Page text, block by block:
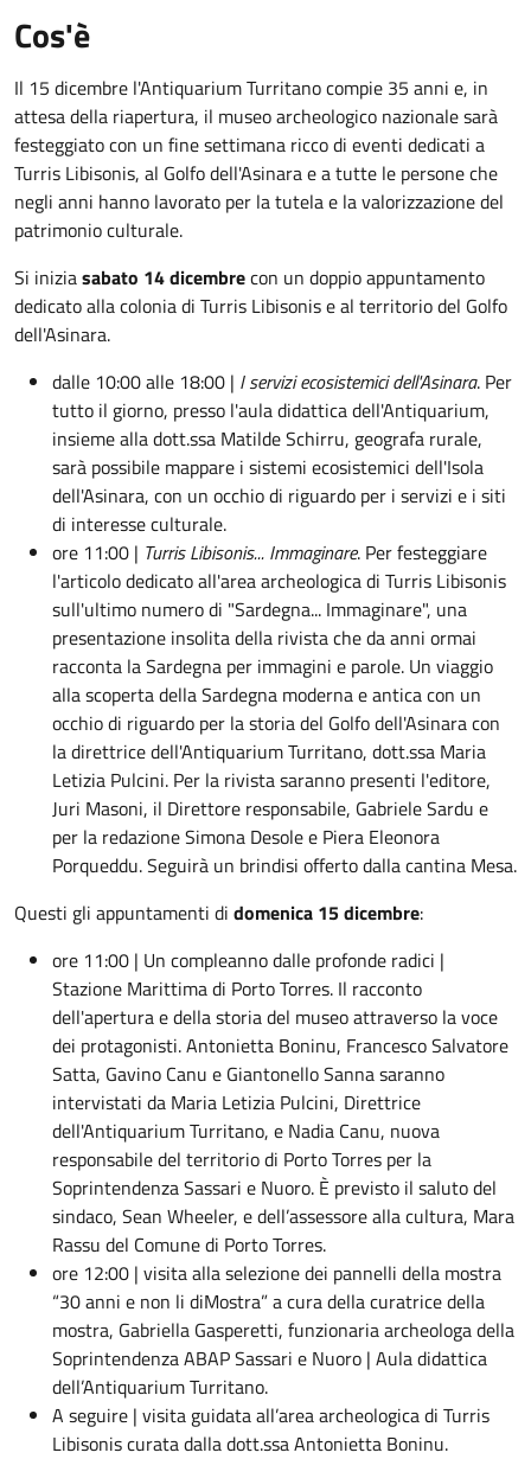
Cos'è
Il 15 dicembre l'Antiquarium Turritano compie 35 anni e, in
attesa della riapertura, il museo archeologico nazionale sarà
festeggiato con un fine settimana ricco di eventi dedicati a
Turris Libisonis, al Golfo dell'Asinara e a tutte le persone che
negli anni hanno lavorato per la tutela e la valorizzazione del
patrimonio culturale.
Si iniziasabato 14 dicembrecon un doppio appuntamento
dedicato alla colonia di Turris Libisonis e al territorio del Golfo
dell'Asinara.
dalle 10:00 alle 18:00 | I servizi ecosistemici dell'Asinara. Per
tutto il giorno, presso l'aula didattica dell'Antiquarium,
insieme alla dott.ssa Matilde Schirru, geografa rurale,
sarà possibile mappare i sistemi ecosistemici dell'Isola
dell'Asinara, con un occhio di riguardo per i servizi e i siti
di interesse culturale.
ore 11:00 | Turris Libisonis... Immaginare. Per festeggiare
l'articolo dedicato all'area archeologica di Turris Libisonis
sull'ultimo numero di "Sardegna... Immaginare", una
presentazione insolita della rivista che da anni ormai
racconta la Sardegna per immagini e parole. Un viaggio
alla scoperta della Sardegna moderna e antica con un
occhio di riguardo per la storia del Golfo dell'Asinara con
la direttrice dell'Antiquarium Turritano, dott.ssa Maria
Letizia Pulcini. Per la rivista saranno presenti l'editore,
Juri Masoni, il Direttore responsabile, Gabriele Sardu e
per la redazione Simona Desole e Piera Eleonora
Porqueddu. Seguirà un brindisi offerto dalla cantina Mesa.
Questi gli appuntamenti di domenica 15 dicembre:
ore 11:00 | Un compleanno dalle profonde radici |
Stazione Marittima di Porto Torres. Il racconto
dell'apertura e della storia del museo attraverso la voce
dei protagonisti. Antonietta Boninu, Francesco Salvatore
Satta, Gavino Canu e Giantonello Sanna saranno
intervistati da Maria Letizia Pulcini, Direttrice
dell'Antiquarium Turritano, e Nadia Canu, nuova
responsabile del territorio di Porto Torres per la
Soprintendenza Sassari e Nuoro. È previsto il saluto del
sindaco, Sean Wheeler, e dell’assessore alla cultura, Mara
Rassu del Comune di Porto Torres.
ore 12:00 | visita alla selezione dei pannelli della mostra
“30 anni e non li diMostra” a cura della curatrice della
mostra, Gabriella Gasperetti, funzionaria archeologa della
Soprintendenza ABAP Sassari e Nuoro | Aula didattica
dell’Antiquarium Turritano.
A seguire | visita guidata all’area archeologica di Turris
Libisonis curata dalla dott.ssa Antonietta Boninu.